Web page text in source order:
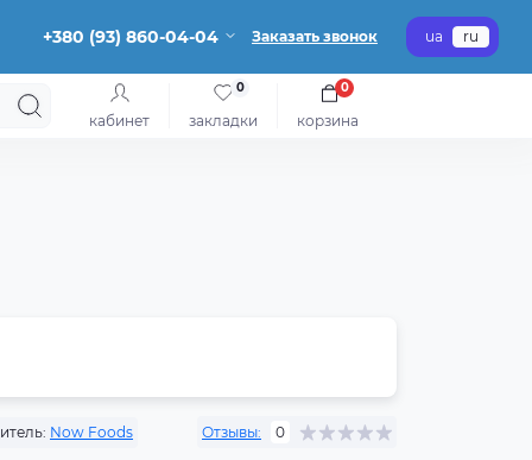
+380 (93) 860-04-04 Заказать звонок ua ru
кабинет закладки
0
корзина
0
Now Foods Отзывы: 0